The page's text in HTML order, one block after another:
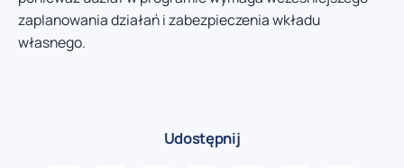
zaplanowania działań i zabezpieczenia wkładu
własnego.
Udostępnij